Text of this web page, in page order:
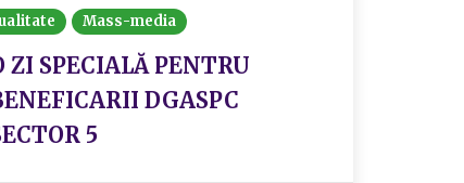
Mass-media
ZI SPECIALĂ PENTRU
DGASPC
5